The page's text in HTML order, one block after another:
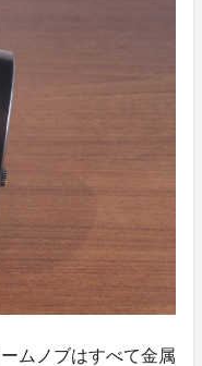
ムノブはすべて金属